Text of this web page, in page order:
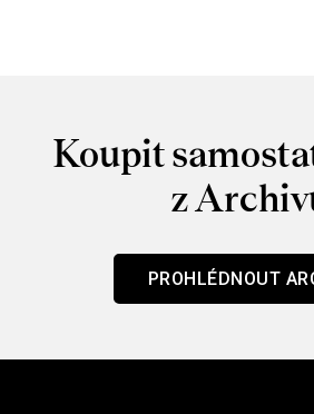
Koupit
z
PROHLÉDNOUT